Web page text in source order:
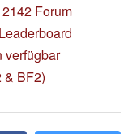
Forum
verfügbar
& BF2)